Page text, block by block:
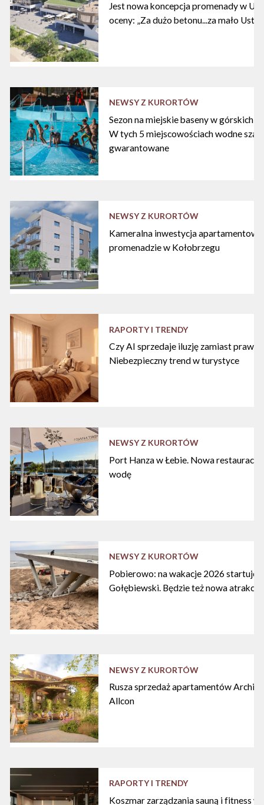
Jest nowa koncepcja promenady w
oceny: „Za dużo betonu...za mało
NEWSY Z KURORTÓW
Sezon na miejskie baseny w górskich
W tych 5 miejscowościach wodne
gwarantowane
NEWSY Z KURORTÓW
Kameralna inwestycja
promenadzie w Kołobrzegu
RAPORTY I TRENDY
Czy AI sprzedaje iluzję zamiast
Niebezpieczny trend w turystyce
NEWSY Z KURORTÓW
Port Hanza w Łebie. Nowa restauracja
wodę
NEWSY Z KURORTÓW
Pobierowo: na wakacje 2026 startuje
Gołębiewski. Będzie też nowa atrakcja
NEWSY Z KURORTÓW
Rusza sprzedaż apartamentów
Allcon
RAPORTY I TRENDY
Koszmar zarządzania sauną i fitness w